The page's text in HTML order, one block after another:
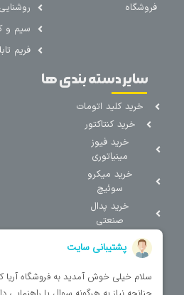
فروشگاه
روشنایی
سیم و
فریم
سایر دسته بندی ها
خرید کلید اتومات
خرید کنتاکتور
خرید فیوز
مینیاتوری
خرید میکرو
سوئیچ
خرید پدال
صنعتی